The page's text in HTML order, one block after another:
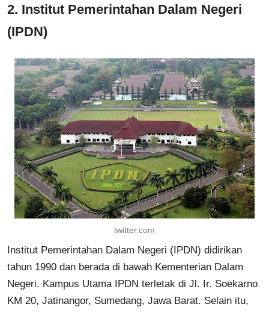
2. Institut Pemerintahan Dalam Negeri
(IPDN)
twitter.com
Institut Pemerintahan Dalam Negeri (IPDN) didirikan
tahun 1990 dan berada di bawah Kementerian Dalam
Negeri. Kampus Utama IPDN terletak di Jl. Ir. Soekarno
KM 20, Jatinangor, Sumedang, Jawa Barat. Selain itu,